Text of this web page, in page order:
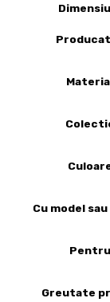
Cu model
Pentru
Greutate